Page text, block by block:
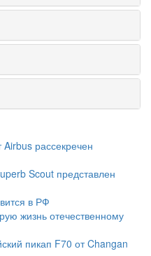
рассекречен
Scout представлен
в РФ
жизнь отечественному
пикап F70 от Changan